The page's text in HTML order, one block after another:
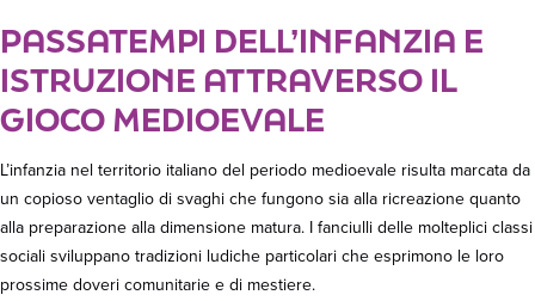
PASSATEMPI DELL’INFANZIA E
ISTRUZIONE ATTRAVERSO IL
GIOCO MEDIOEVALE
L’infanzia nel territorio italiano del periodo medioevale risulta marcata da
un copioso ventaglio di svaghi che fungono sia alla ricreazione quanto
alla preparazione alla dimensione matura. I fanciulli delle molteplici classi
sociali sviluppano tradizioni ludiche particolari che esprimono le loro
prossime doveri comunitarie e di mestiere.